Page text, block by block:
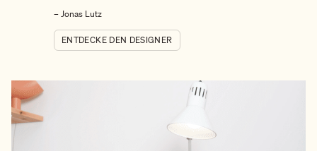
– Jonas Lutz
ENTDECKE DEN DESIGNER